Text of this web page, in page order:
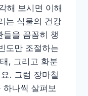
해 보시면 이해
는 식물의 건강
들을 꼼꼼히 챙
도만 조절하는
, 그리고 화분
. 그럼 장마철
하나씩 살펴보